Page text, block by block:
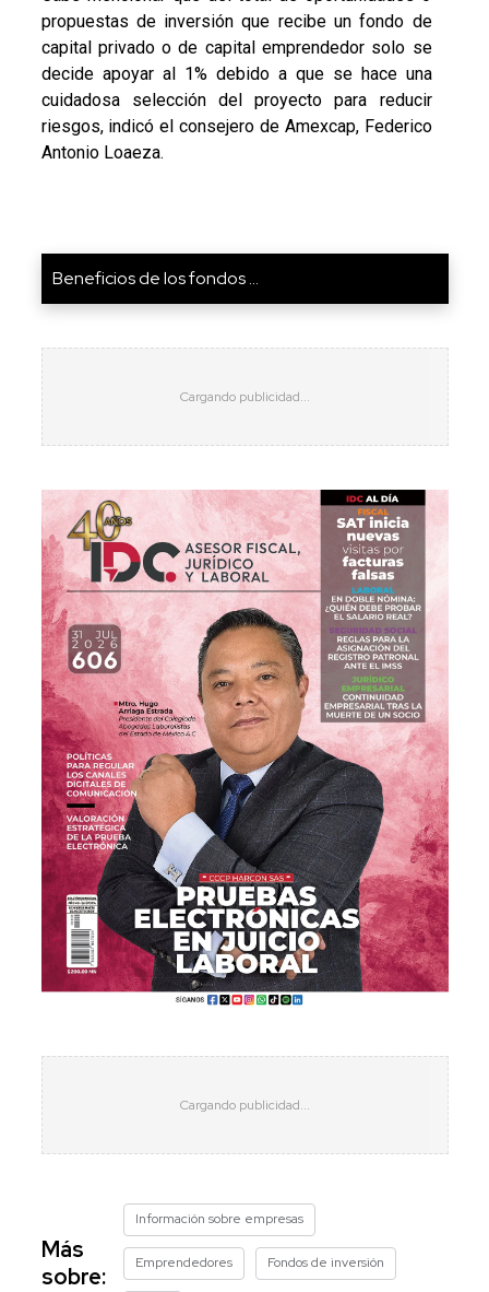
propuestas de inversión que recibe un fondo de
capital privado o de capital emprendedor solo se
decide apoyar al 1% debido a que se hace una
cuidadosa selección del proyecto para reducir
riesgos, indicó el consejero de Amexcap, Federico
Antonio Loaeza.
Beneficios de los fondos ...
Más
sobre:
Información sobre empresas
Emprendedores Fondos de inversión